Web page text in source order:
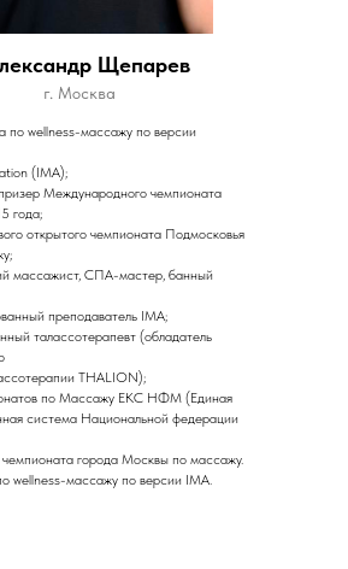
г. Москва
Щепарев
wellness-массажу по версии
(IMA);
Международного чемпионата
года;
открытого чемпионата Подмосковья
массажист, СПА-мастер, банный
преподаватель IMA;
талассотерапевт (обладатель
THALION);
по Массажу ЕКС НФМ (Единая
система Национальной федерации
города Москвы по массажу.
wellness-массажу по версии IMA.